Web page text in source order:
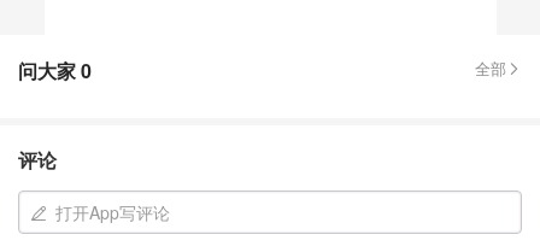
问大家0 全部
评论
打开App写评论